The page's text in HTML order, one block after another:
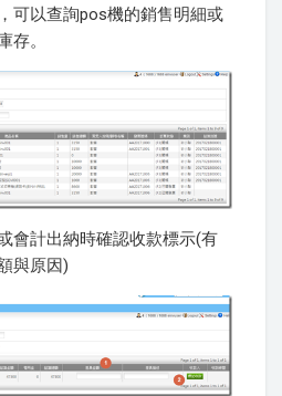
可以查詢pos機的銷售明細或
存。
會計出納時確認收款標示(有
與原因)